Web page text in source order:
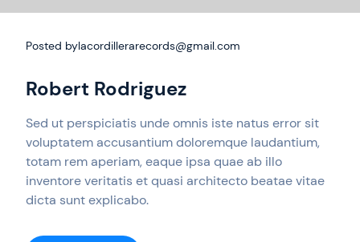
Posted bylacordillerarecords@gmail.com
Robert Rodriguez
Sed ut perspiciatis unde omnis iste natus error sit
voluptatem accusantium doloremque laudantium,
totam rem aperiam, eaque ipsa quae ab illo
inventore veritatis et quasi architecto beatae vitae
dicta sunt explicabo.